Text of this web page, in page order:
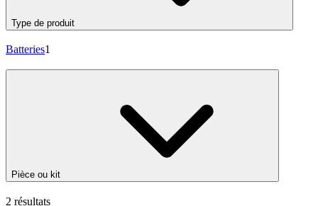
Type de produit
Batteries1
Pièce ou kit
2 résultats